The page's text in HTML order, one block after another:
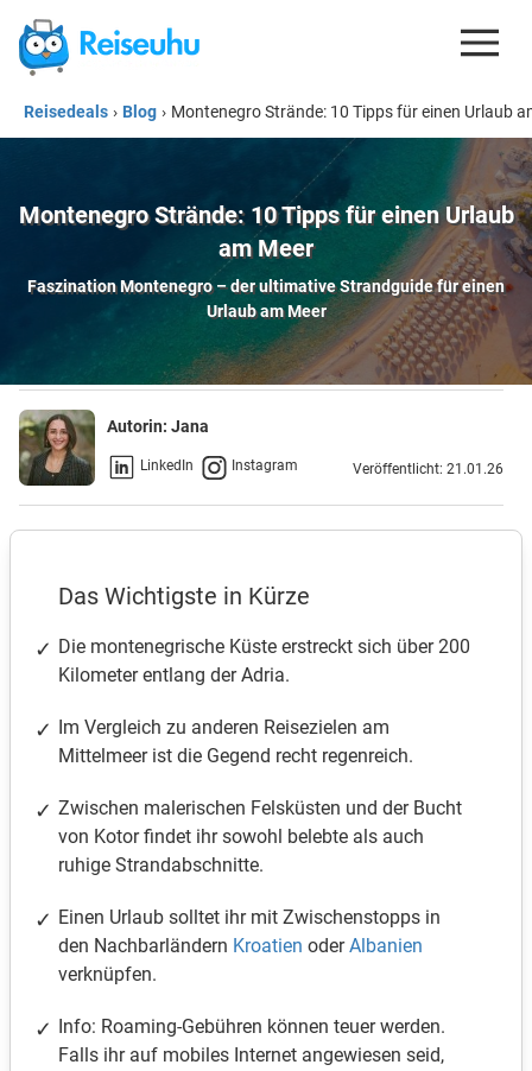
REISEDEALS
GUTSCHEINE
KREDITKARTEN
ESIM
REISEBLOG
Reisedeals › Blog › Montenegro Strände: 10 Tipps für einen Urlaub
Montenegro Strände: 10 Tipps für einen Urlaub
am Meer
Faszination Montenegro – der ultimative Strandguide für einen
Urlaub am Meer
Autorin: Jana
LinkedIn Instagram Veröffentlicht: 21.01.26
Das Wichtigste in Kürze
Die montenegrische Küste erstreckt sich über 200
Kilometer entlang der Adria.
Im Vergleich zu anderen Reisezielen am
Mittelmeer ist die Gegend recht regenreich.
Zwischen malerischen Felsküsten und der Bucht
von Kotor findet ihr sowohl belebte als auch
ruhige Strandabschnitte.
Einen Urlaub solltet ihr mit Zwischenstopps in
den Nachbarländern Kroatien oderAlbanien
verknüpfen.
Info: Roaming-Gebühren können teuer werden.
Falls ihr auf mobiles Internet angewiesen seid,